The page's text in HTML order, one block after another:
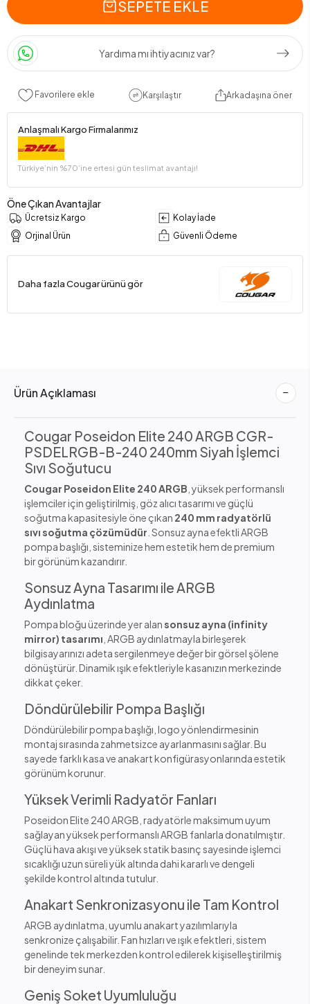
SEPETE EKLE
Yardıma mı ihtiyacınız var?
Favorilere ekle Karşılaştır Arkadaşına öner
Anlaşmalı Kargo Firmalarımız
Türkiye’nin %70’ine ertesi gün teslimat avantajı!
Öne Çıkan Avantajlar
Ücretsiz Kargo
Kolay İade
Orjinal Ürün
Güvenli Ödeme
Daha fazla Cougar ürünü gör
Ürün Açıklaması
Cougar Poseidon Elite 240 ARGB CGR-
PSDELRGB-B-240 240mm Siyah İşlemci
Sıvı Soğutucu
Cougar Poseidon Elite 240 ARGB , yüksek performanslı
işlemciler için geliştirilmiş, göz alıcı tasarımı ve güçlü
soğutma kapasitesiyle öne çıkan 240 mm radyatörlü
sıvı soğutma çözümüdür . Sonsuz ayna efektli ARGB
pompa başlığı, sisteminize hem estetik hem de premium
bir görünüm kazandırır.
Sonsuz Ayna Tasarımı ile ARGB
Aydınlatma
Pompa bloğu üzerinde yer alan sonsuz ayna (infinity
mirror) tasarımı , ARGB aydınlatmayla birleşerek
bilgisayarınızı adeta sergilenmeye değer bir görsel şölene
dönüştürür. Dinamik ışık efektleriyle kasanızın merkezinde
dikkat çeker.
Döndürülebilir Pompa Başlığı
Döndürülebilir pompa başlığı, logo yönlendirmesinin
montaj sırasında zahmetsizce ayarlanmasını sağlar. Bu
sayede farklı kasa ve anakart konfigürasyonlarında estetik
görünüm korunur.
Yüksek Verimli Radyatör Fanları
Poseidon Elite 240 ARGB, radyatörle maksimum uyum
sağlayan yüksek performanslı ARGB fanlarla donatılmıştır.
Güçlü hava akışı ve yüksek statik basınç sayesinde işlemci
sıcaklığı uzun süreli yük altında dahi kararlı ve dengeli
şekilde kontrol altında tutulur.
Anakart Senkronizasyonu ile Tam Kontrol
ARGB aydınlatma, uyumlu anakart yazılımlarıyla
senkronize çalışabilir. Fan hızları ve ışık efektleri, sistem
genelinde tek merkezden kontrol edilerek kişiselleştirilmiş
bir deneyim sunar.
Geniş Soket Uyumluluğu